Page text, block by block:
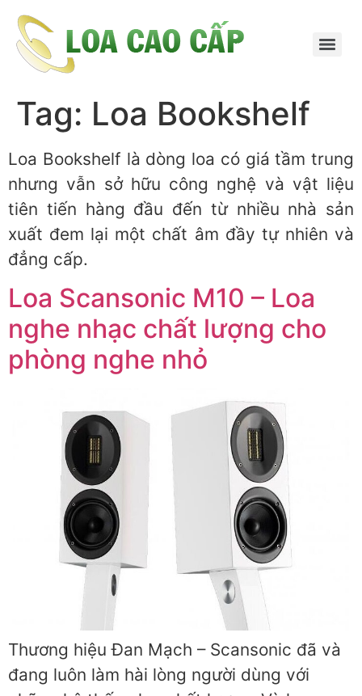
Tag: Loa Bookshelf
Loa Bookshelf là dòng loa có giá tầm trung
nhưng vẫn sở hữu công nghệ và vật liệu
tiên tiến hàng đầu đến từ nhiều nhà sản
xuất đem lại một chất âm đầy tự nhiên và
đẳng cấp.
Loa Scansonic M10 – Loa
nghe nhạc chất lượng cho
phòng nghe nhỏ
Thương hiệu Đan Mạch – Scansonic đã và
đang luôn làm hài lòng người dùng với